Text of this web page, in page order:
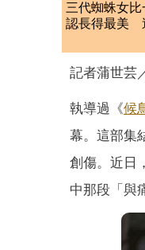
三代蜘蛛女
認長得最美
記者蒲世芸
執導過《候
幕。這部集
創傷。近日
中那段「與